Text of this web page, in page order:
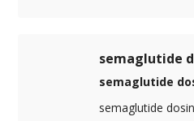
semaglutide
semaglutide
semaglutide